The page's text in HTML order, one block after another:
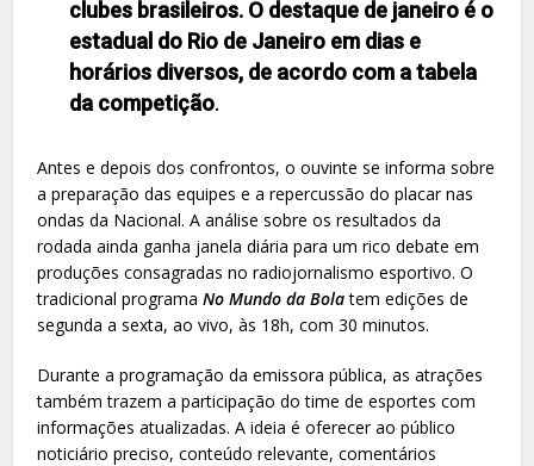
clubes brasileiros. O destaque de janeiro é o
estadual do Rio de Janeiro em dias e
horários diversos, de acordo com a tabela
da competição.
Antes e depois dos confrontos, o ouvinte se informa sobre
a preparação das equipes e a repercussão do placar nas
ondas da Nacional. A análise sobre os resultados da
rodada ainda ganha janela diária para um rico debate em
produções consagradas no radiojornalismo esportivo. O
tradicional programaNo Mundo da Bolatem edições de
segunda a sexta, ao vivo, às 18h, com 30 minutos.
Durante a programação da emissora pública, as atrações
também trazem a participação do time de esportes com
informações atualizadas. A ideia é oferecer ao público
noticiário preciso, conteúdo relevante, comentários